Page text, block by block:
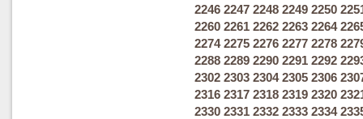
2246 2247 2248 2249 2250
2260 2261 2262 2263 2264
2274 2275 2276 2277 2278
2288 2289 2290 2291 2292
2302 2303 2304 2305 2306
2316 2317 2318 2319 2320
2330 2331 2332 2333 2334